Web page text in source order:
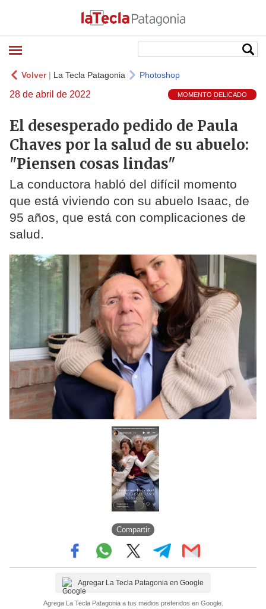
Volver| La Tecla Patagonia Photoshop
28 de abril de 2022 MOMENTO DELICADO
El desesperado pedido de Paula
Chaves por la salud de su abuelo:
"Piensen cosas lindas"
La conductora habló del difícil momento
que está viviendo con su abuelo Isaac, de
95 años, que está con complicaciones de
salud.
Compartir
Agregar La Tecla Patagonia en Google
Agrega La Tecla Patagonia a tus medios preferidos en Google.